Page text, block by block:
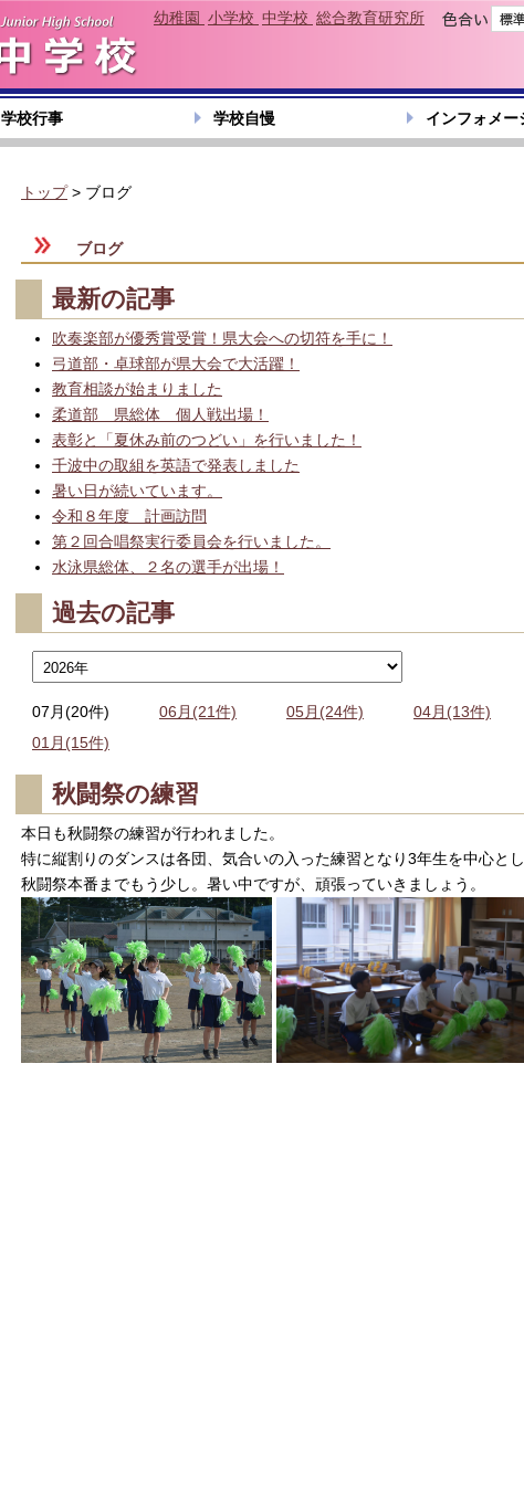
色合
幼稚園 小学校 中学校 総合教育研究所
学校行事 学校自慢 インフォメー
トップ> ブログ
ブログ
最新の記事
吹奏楽部が優秀賞受賞！県大会への切符を手に！
弓道部・卓球部が県大会で大活躍！
教育相談が始まりました
柔道部 県総体 個人戦出場！
表彰と「夏休み前のつどい」を行いました！
千波中の取組を英語で発表しました
暑い日が続いています。
令和８年度 計画訪問
第２回合唱祭実行委員会を行いました。
水泳県総体、２名の選手が出場！
過去の記事
07月(20件) 06月(21件) 05月(24件) 04月(13件)
01月(15件)
秋闘祭の練習
本日も秋闘祭の練習が行われました。
特に縦割りのダンスは各団、気合いの入った練習となり3年生を中心と
秋闘祭本番までもう少し。暑い中ですが、頑張っていきましょう。